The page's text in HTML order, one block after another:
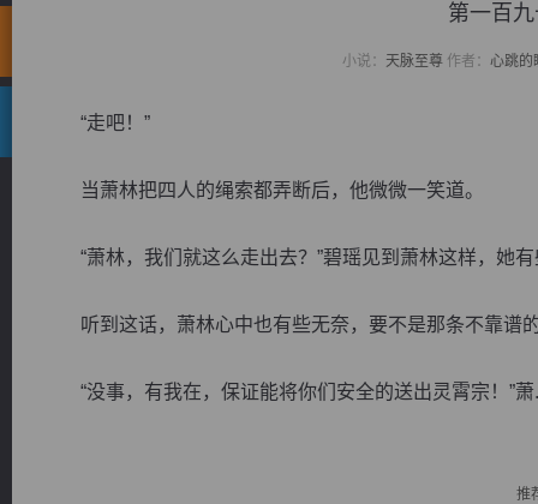
第一百
小说： 天脉至尊作者： 心跳的
“走吧！”
当萧林把四人的绳索都弄断后，他微微一笑道。
“萧林，我们就这么走出去？”碧瑶见到萧林这样，她有
听到这话，萧林心中也有些无奈，要不是那条不靠谱
“没事，有我在，保证能将你们安全的送出灵霄宗！”萧
推